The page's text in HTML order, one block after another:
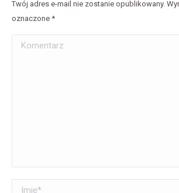
Twój adres e-mail nie zostanie opublikowany.
oznaczone *
Komentarz
Imię *